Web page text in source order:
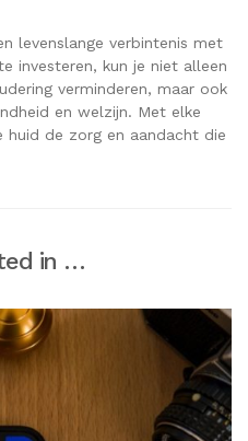
levenslange verbintenis met
investeren, kun je niet alleen
verminderen, maar ook
en welzijn. Met elke
huid de zorg en aandacht die
in …